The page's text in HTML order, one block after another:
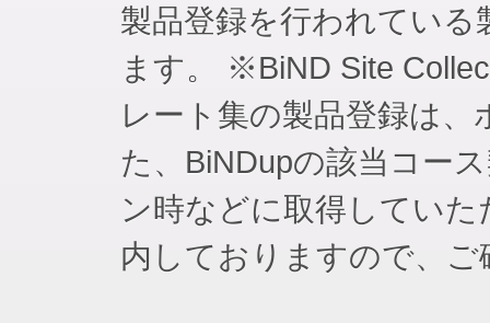
製品登録を行われてい
ます。 ※BiND Site
レート集の製品登録は
た、BiNDupの該当コー
ン時などに取得してい
内しておりますので、